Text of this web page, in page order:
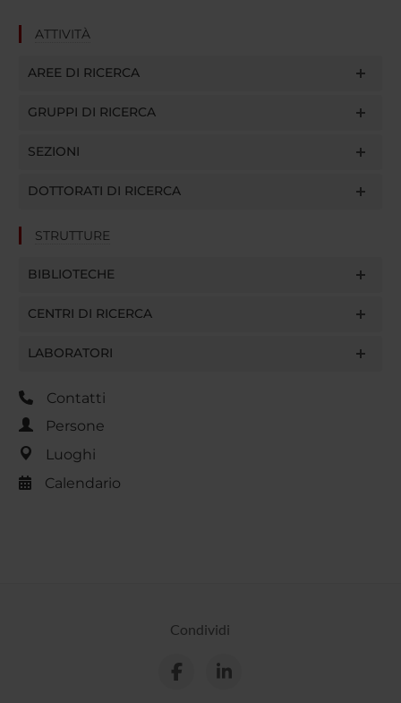
ATTIVITÀ
AREE DI RICERCA
GRUPPI DI RICERCA
SEZIONI
DOTTORATI DI RICERCA
STRUTTURE
BIBLIOTECHE
CENTRI DI RICERCA
LABORATORI
Contatti
Persone
Luoghi
Calendario
Condividi